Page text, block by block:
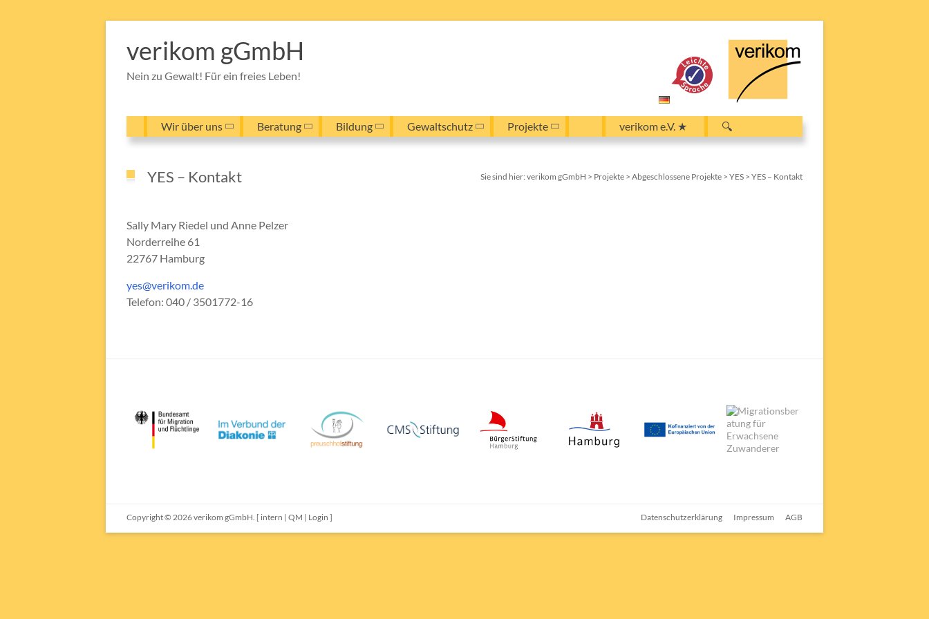
springen
verikom gGmbH
Nein zu Gewalt! Für ein freies Leben!
Wir über uns Beratung Bildung Gewaltschutz Projekte verikom e.V. ★ 🔍
for:
Search Button
YES – Kontakt Sie sind hier: verikom gGmbH > Projekte > Abgeschlossene Projekte > YES > YES – Kontakt
Sally Mary Riedel und Anne Pelzer
Norderreihe 61
22767 Hamburg
yes@verikom.de
Telefon: 040 / 3501772-16
Copyright © 2026verikom gGmbH. [ intern | QM | Login ] Datenschutzerklärung Impressum AGB